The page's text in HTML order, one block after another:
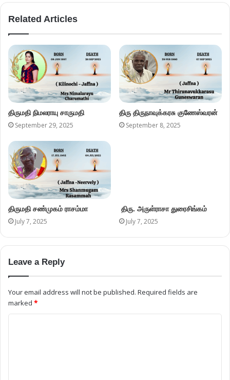
Related Articles
திருமதி நிமலராயு சாருமதி
September 29, 2025
திரு திருநாவுக்கரசு குணேஸ்வரன்
September 8, 2025
திருமதி சண்முகம் ராசம்மா
July 7, 2025
திரு. அருள்ராசா துரைசிங்கம்
July 7, 2025
Leave a Reply
Your email address will not be published. Required fields are
marked *